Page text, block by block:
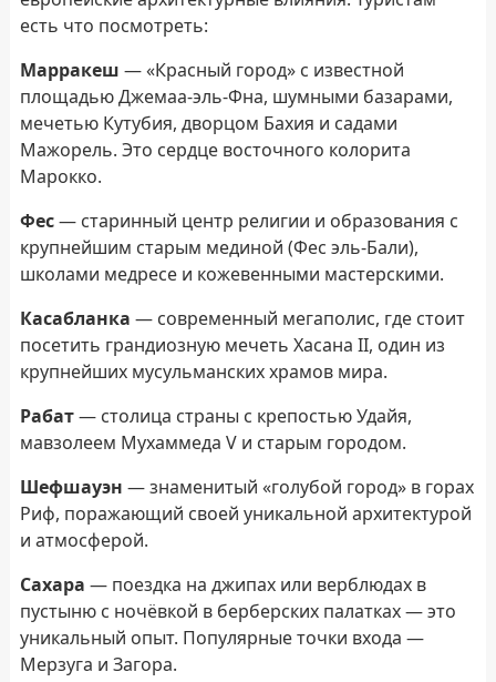
есть что посмотреть:
Марракеш — «Красный город» с известной
площадью Джемаа-эль-Фна, шумными базарами,
мечетью Кутубия, дворцом Бахия и садами
Мажорель. Это сердце восточного колорита
Марокко.
Фес— старинный центр религии и образования с
крупнейшим старым мединой (Фес эль-Бали),
школами медресе и кожевенными мастерскими.
Касабланка — современный мегаполис, где стоит
посетить грандиозную мечеть Хасана II, один из
крупнейших мусульманских храмов мира.
Рабат— столица страны с крепостью Удайя,
мавзолеем Мухаммеда V и старым городом.
Шефшауэн — знаменитый «голубой город» в горах
Риф, поражающий своей уникальной архитектурой
и атмосферой.
Сахара — поездка на джипах или верблюдах в
пустыню с ночёвкой в берберских палатках — это
уникальный опыт. Популярные точки входа —
Мерзуга и Загора.